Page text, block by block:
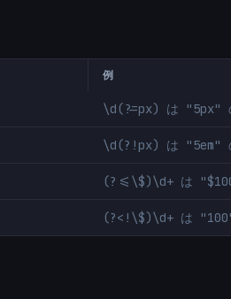
例
\d(?=px) は "5px"
\d(?!px) は "5em"
(?<=\$)\d+ は
(?<!\$)\d+ は